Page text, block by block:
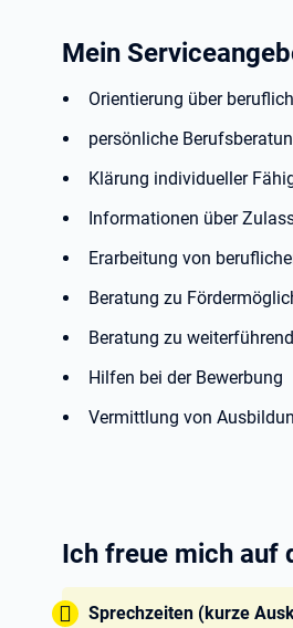
Mein
Orientierung über
persönliche
Klärung individueller
Informationen über
Erarbeitung von
Beratung zu
Beratung zu
Hilfen bei der Bewerbung
Vermittlung von
Ich freue mich auf
Tipp:
Sprechzeiten (kurze